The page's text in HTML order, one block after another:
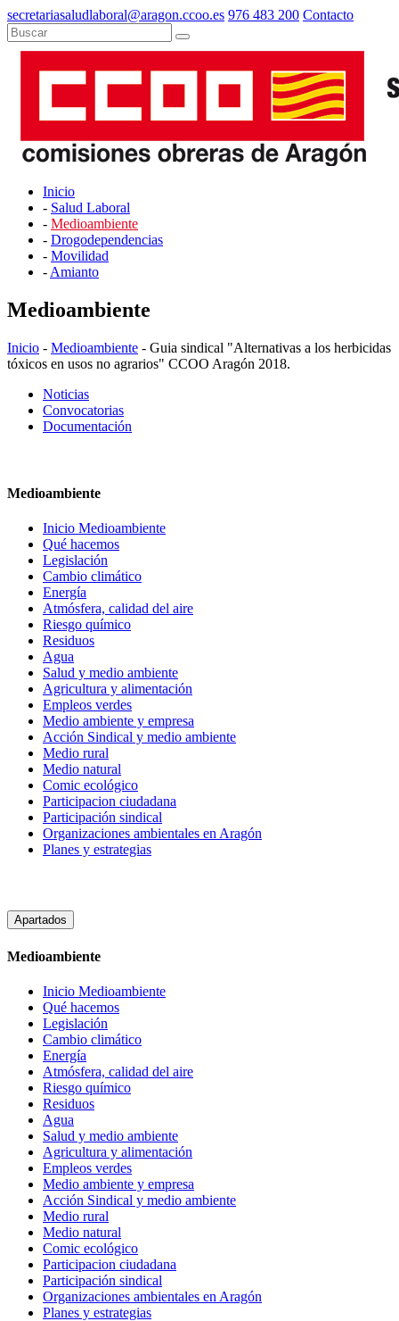
secretariasaludlaboral@aragon.ccoo.es 976 483 200 Contacto
Inicio
- Salud Laboral
- Medioambiente
- Drogodependencias
- Movilidad
- Amianto
Medioambiente
Inicio - Medioambiente - Guia sindical "Alternativas a los herbicidas
tóxicos en usos no agrarios" CCOO Aragón 2018.
Noticias
Convocatorias
Documentación
Medioambiente
Inicio Medioambiente
Qué hacemos
Legislación
Cambio climático
Energía
Atmósfera, calidad del aire
Riesgo químico
Residuos
Agua
Salud y medio ambiente
Agricultura y alimentación
Empleos verdes
Medio ambiente y empresa
Acción Sindical y medio ambiente
Medio rural
Medio natural
Comic ecológico
Participacion ciudadana
Participación sindical
Organizaciones ambientales en Aragón
Planes y estrategias
Apartados
Medioambiente
Inicio Medioambiente
Qué hacemos
Legislación
Cambio climático
Energía
Atmósfera, calidad del aire
Riesgo químico
Residuos
Agua
Salud y medio ambiente
Agricultura y alimentación
Empleos verdes
Medio ambiente y empresa
Acción Sindical y medio ambiente
Medio rural
Medio natural
Comic ecológico
Participacion ciudadana
Participación sindical
Organizaciones ambientales en Aragón
Planes y estrategias